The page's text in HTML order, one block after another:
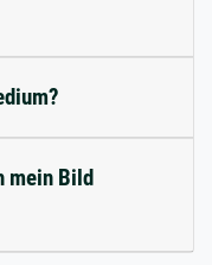
mein Bild